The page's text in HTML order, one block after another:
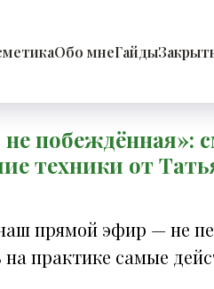
Обо мнеГайды
побеждённая»:
техники от
прямой эфир — не
практике самые